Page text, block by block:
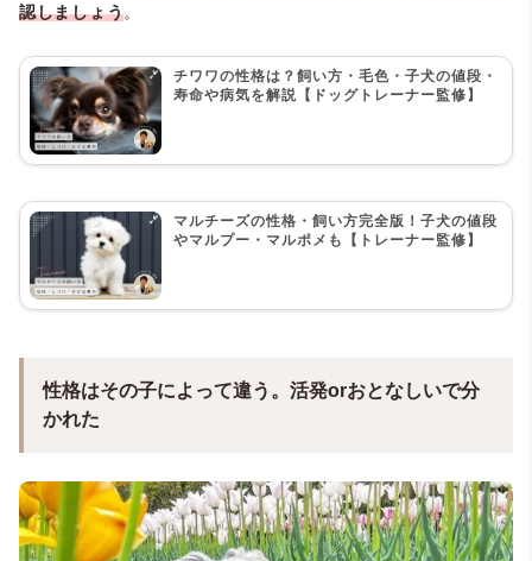
認しましょう。
チワワの性格は？飼い方・毛色・子犬の値段・
寿命や病気を解説【ドッグトレーナー監修】
マルチーズの性格・飼い方完全版！子犬の値段
やマルプー・マルポメも【トレーナー監修】
性格はその子によって違う。活発orおとなしいで分
かれた